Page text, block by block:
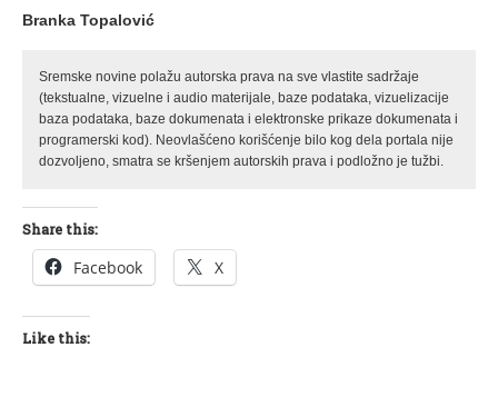
Branka Topalović
Sremske novine polažu autorska prava na sve vlastite sadržaje
(tekstualne, vizuelne i audio materijale, baze podataka, vizuelizacije
baza podataka, baze dokumenata i elektronske prikaze dokumenata i
programerski kod). Neovlašćeno korišćenje bilo kog dela portala nije
dozvoljeno, smatra se kršenjem autorskih prava i podložno je tužbi.
Share this:
Facebook X
Like this: